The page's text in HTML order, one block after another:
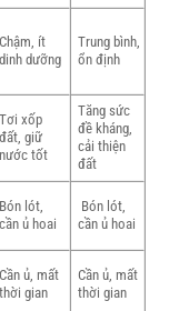
Chậm, ít
dinh dưỡng
Trung bình,
ổn định
Tơi xốp
đất, giữ
nước tốt
Tăng sức
đề kháng,
cải thiện
đất
Bón lót,
cần ủ hoai
Bón lót,
cần ủ hoai
Cần ủ, mất
thời gian
Cần ủ, mất
thời gian